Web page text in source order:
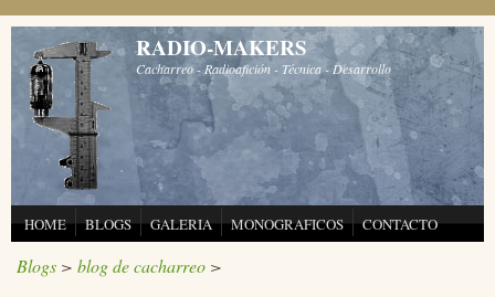
Pasar al contenido principal
RADIO-MAKERS
Cacharreo - Radioafición - Técnica - Desarrollo
HOME BLOGS GALERIA MONOGRAFICOS CONTACTO
Blogs > blog de cacharreo >